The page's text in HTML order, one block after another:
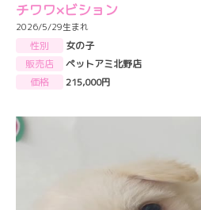
チワワ×ビション
2026/5/29生まれ
性別
女の子
販売店
ペットアミ北野店
価格
215,000円